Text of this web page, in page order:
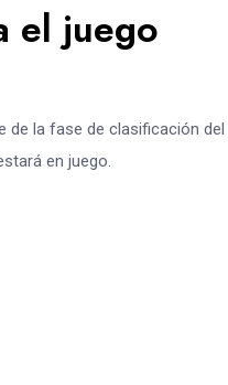
el juego
de la fase de clasificación del
en juego.